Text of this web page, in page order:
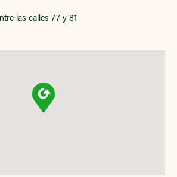
las calles 77 y 81